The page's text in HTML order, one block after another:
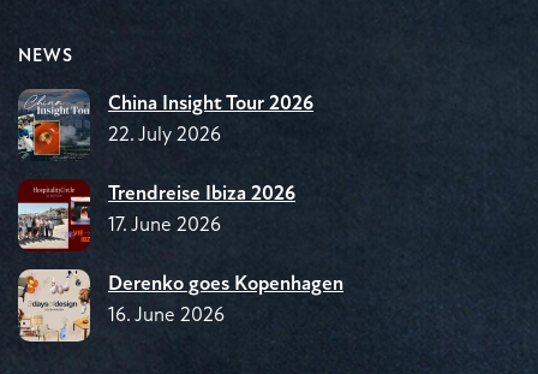
NEWS
China Insight Tour 2026
22. July 2026
Trendreise Ibiza 2026
17. June 2026
Derenko goes Kopenhagen
16. June 2026